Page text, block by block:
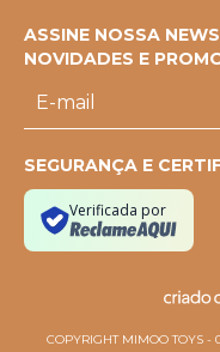
ASSINE NOSSA
NOVIDADES E
SEGURANÇA E
Verificada por
COPYRIGHT MIMOO TOYS -